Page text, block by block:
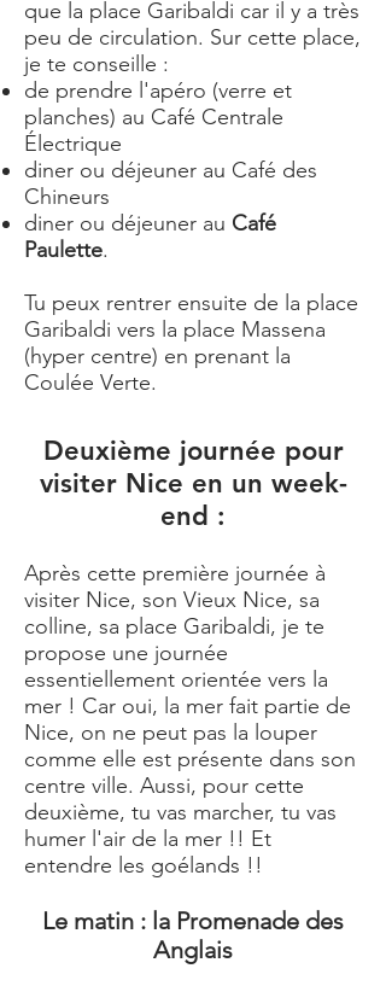
que la place Garibaldi car il y a très
peu de circulation. Sur cette place,
je te conseille :
de prendre l'apéro (verre et
planches) au Café Centrale
Électrique
diner ou déjeuner au Café des
Chineurs
diner ou déjeuner au Café
Paulette.
Tu peux rentrer ensuite de la place
Garibaldi vers la place Massena
(hyper centre) en prenant la
Coulée Verte.
Deuxième journée pour
visiter Nice en un week-
end :
Après cette première journée à
visiter Nice, son Vieux Nice, sa
colline, sa place Garibaldi, je te
propose une journée
essentiellement orientée vers la
mer ! Car oui, la mer fait partie de
Nice, on ne peut pas la louper
comme elle est présente dans son
centre ville. Aussi, pour cette
deuxième, tu vas marcher, tu vas
humer l'air de la mer !! Et
entendre les goélands !!
Le matin : la Promenade des
Anglais